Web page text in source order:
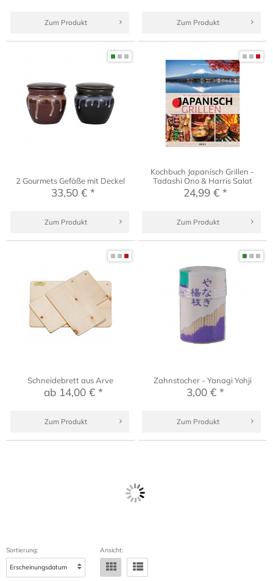
Zum Produkt Zum Produkt
2 Gourmets Gefäße mit Deckel
33,50 € *
Zum Produkt
Kochbuch Japanisch Grillen -
Tadashi Ono & Harris Salat
24,99 € *
Zum Produkt
Schneidebrett aus Arve
ab 14,00 € *
Zum Produkt
Zahnstocher - Yanagi Yohji
3,00 € *
Zum Produkt
Sortierung: Ansicht: